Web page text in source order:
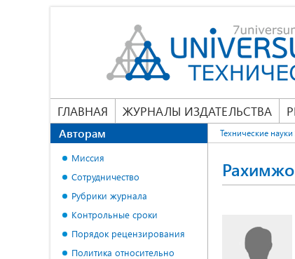
ГЛАВНАЯ ЖУРНАЛЫ ИЗДАТЕЛЬСТВА
Технические науки
Авторам
Миссия
Сотрудничество
Рубрики журнала
Контрольные сроки
Порядок рецензирования
Политика относительно